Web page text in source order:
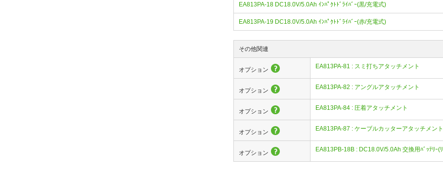
EA813PA-18 DC18.0V/5.0Ah ｲﾝﾊﾟｸﾄﾄﾞﾗｲﾊﾞｰ(黒/充電式)
EA813PA-19 DC18.0V/5.0Ah ｲﾝﾊﾟｸﾄﾄﾞﾗｲﾊﾞｰ(赤/充電式)
その他関連
オプション EA813PA-81 : スミ打ちアタッチメント
オプション EA813PA-82 : アングルアタッチメント
オプション EA813PA-84 : 圧着アタッチメント
オプション EA813PA-87 : ケーブルカッターアタッチメント
オプション EA813PB-18B : DC18.0V/5.0Ah 交換用ﾊﾞｯﾃﾘｰ(